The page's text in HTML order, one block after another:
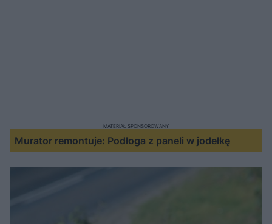
Murator remontuje: Podłoga z paneli w jodełkę
MATERIAŁ SPONSOROWANY